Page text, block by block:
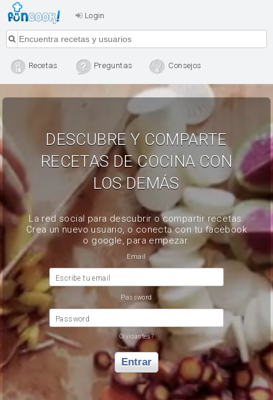
Login
Recetas Preguntas Consejos
DESCUBRE Y COMPARTE
RECETAS DE COCINA CON
LOS DEMÁS
La red social para descubrir o compartir recetas.
Crea un nuevo usuario, o conecta con tu facebook
o google, para empezar.
Email
Escribe tu email
Password
Password
Olvidastes?
Entrar